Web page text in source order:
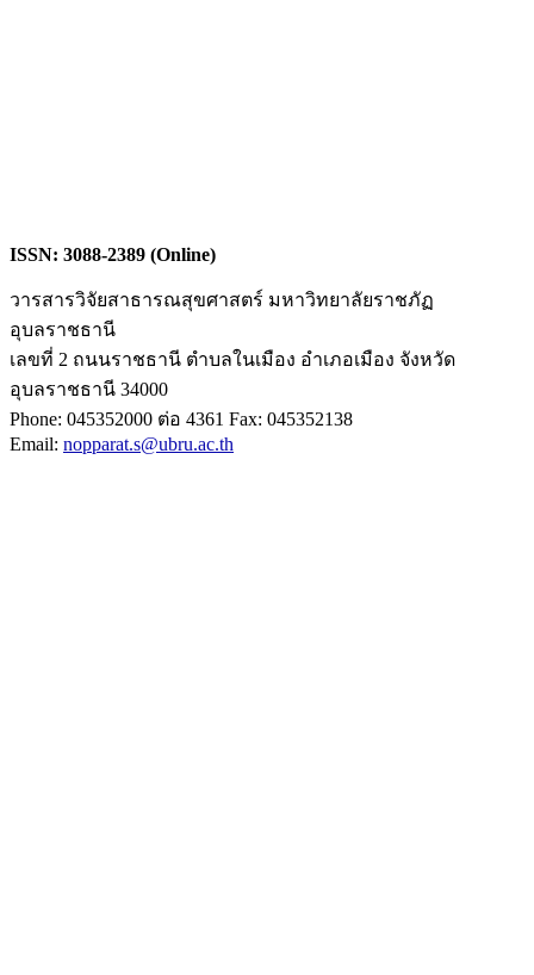
ISSN: 3088-2389 (Online)
วารสารวิจัยสาธารณสุขศาสตร์ มหาวิทยาลัยราชภัฏ
อุบลราชธานี
เลขที่ 2 ถนนราชธานี ตำบลในเมือง อำเภอเมือง จังหวัด
อุบลราชธานี 34000
Phone: 045352000 ต่อ 4361 Fax: 045352138
Email: nopparat.s@ubru.ac.th